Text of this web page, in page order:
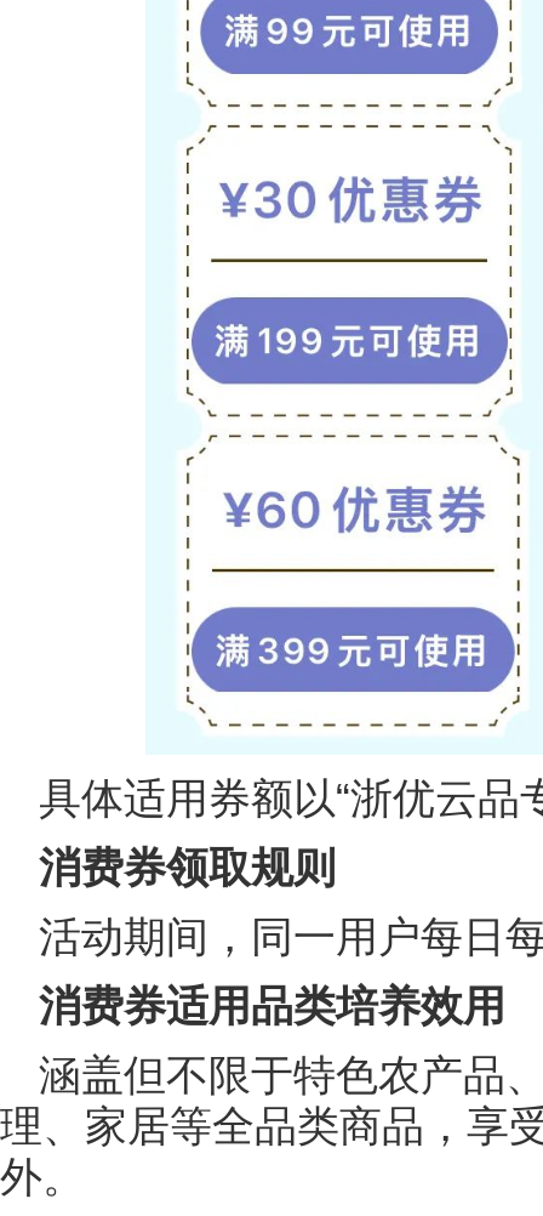
具体适用券额以“浙优云品
消费券领取规则
活动期间，同一用户每日
消费券适用品类培养效用
涵盖但不限于特色农产品
理、家居等全品类商品，享
外。